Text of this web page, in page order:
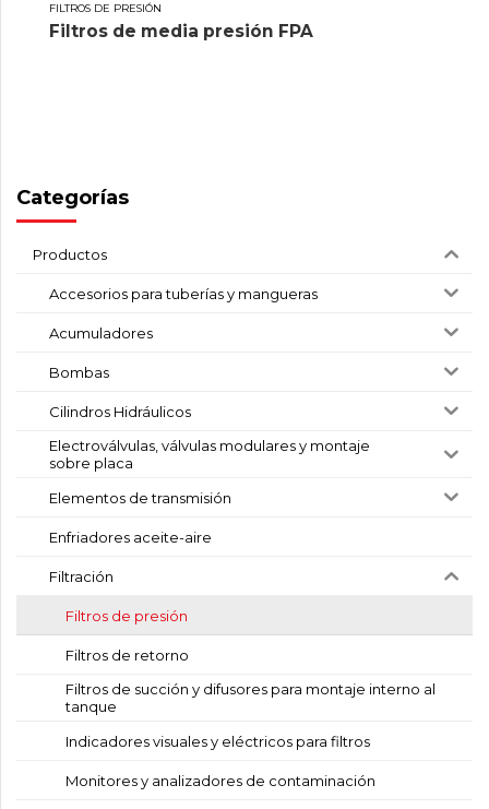
FILTROS DE PRESIÓN
Filtros de media presión FPA
Categorías
Productos
Accesorios para tuberías y mangueras
Acumuladores
Bombas
Cilindros Hidráulicos
Electroválvulas, válvulas modulares y montaje
sobre placa
Elementos de transmisión
Enfriadores aceite-aire
Filtración
Filtros de presión
Filtros de retorno
Filtros de succión y difusores para montaje interno al
tanque
Indicadores visuales y eléctricos para filtros
Monitores y analizadores de contaminación